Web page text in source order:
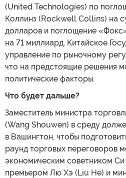
(United Technologies) по
Коллинз (Rockwell Collins) на
долларов и поглощение
на 71 миллиард. Китайское
управление по рыночному
что на предстоящие решения
политические факторы.
Что будет дальше?
Заместитель министра
(Wang Shouwen) в среду
в Вашингтон, чтобы
раунд торговых переговоров
экономическим советником Си
премьером Лю Хэ (Liu He) и